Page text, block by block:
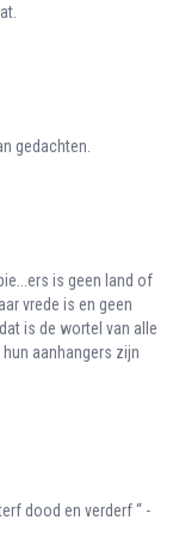
gedachten.
is geen land of
vrede is en geen
is de wortel van alle
aanhangers zijn
dood en verderf “ -